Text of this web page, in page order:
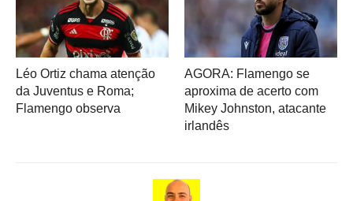
Léo Ortiz chama atenção
da Juventus e Roma;
Flamengo observa
AGORA: Flamengo se
aproxima de acerto com
Mikey Johnston, atacante
irlandês